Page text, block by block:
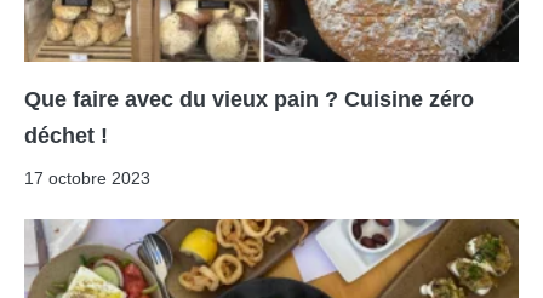
Que faire avec du vieux pain ? Cuisine zéro
déchet !
17 octobre 2023